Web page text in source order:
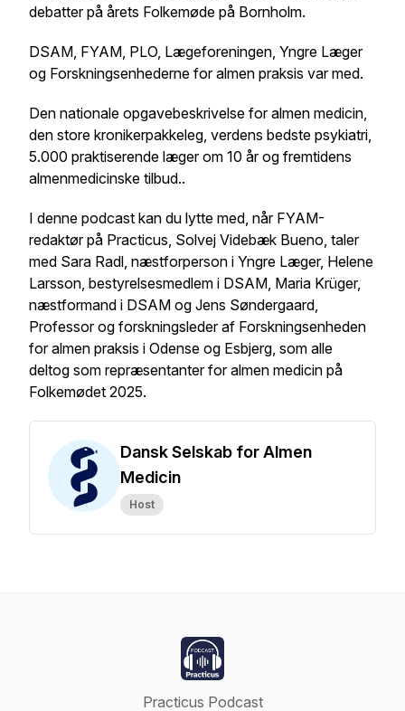
debatter på årets Folkemøde på Bornholm.
DSAM, FYAM, PLO, Lægeforeningen, Yngre Læger
og Forskningsenhederne for almen praksis var med.
Den nationale opgavebeskrivelse for almen medicin,
den store kronikerpakkeleg, verdens bedste psykiatri,
5.000 praktiserende læger om 10 år og fremtidens
almenmedicinske tilbud..
I denne podcast kan du lytte med, når FYAM-
redaktør på Practicus, Solvej Videbæk Bueno, taler
med Sara Radl, næstforperson i Yngre Læger, Helene
Larsson, bestyrelsesmedlem i DSAM, Maria Krüger,
næstformand i DSAM og Jens Søndergaard,
Professor og forskningsleder af Forskningsenheden
for almen praksis i Odense og Esbjerg, som alle
deltog som repræsentanter for almen medicin på
Folkemødet 2025.
Dansk Selskab for Almen
Medicin
Host
Practicus Podcast